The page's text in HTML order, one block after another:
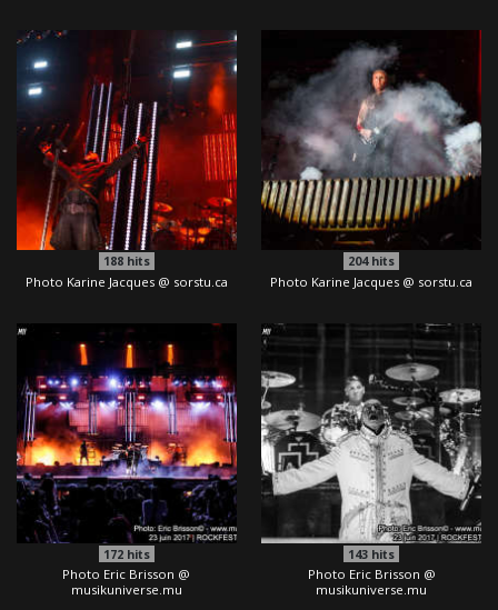
188hits
Photo Karine Jacques @ sorstu.ca
204hits
Photo Karine Jacques @ sorstu.ca
172hits
Photo Eric Brisson @
musikuniverse.mu
143 hits
Photo Eric Brisson @
musikuniverse.mu